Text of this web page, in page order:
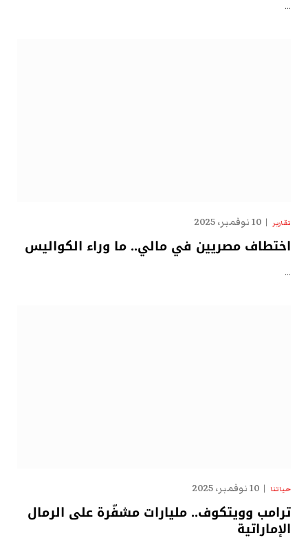
…
تقارير 10 نوفمبر، 2025
اختطاف مصريين في مالي.. ما وراء الكواليس
…
حياتنا 10 نوفمبر، 2025
ترامب وويتكوف.. مليارات مشفّرة على الرمال
الإماراتية